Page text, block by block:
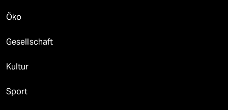
Öko
Gesellschaft
Kultur
Sport